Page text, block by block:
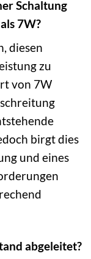
Schaltung
7W?
diesen
zu
von 7W
birgt dies
und eines
abgeleitet?